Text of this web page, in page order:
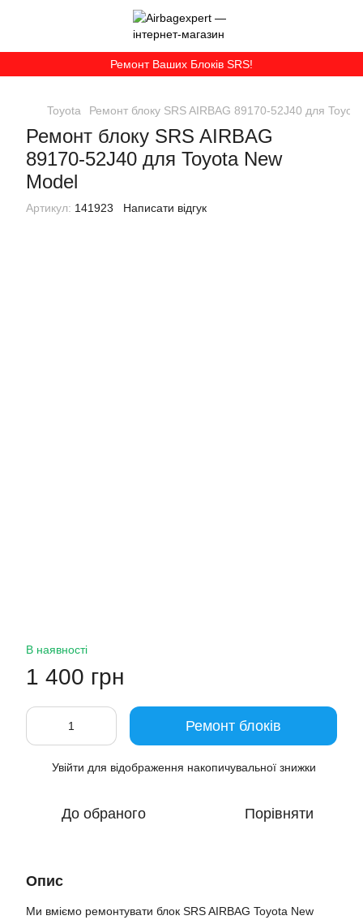
Ремонт Ваших Блоків SRS!
Toyota Ремонт блоку SRS AIRBAG 89170-52J40 для
Ремонт блоку SRS AIRBAG
89170-52J40 для Toyota New
Model
Артикул: 141923 Написати відгук
В наявності
1 400 грн
Ремонт блоків
Увійти для відображення накопичувальної знижки
До обраного Порівняти
Опис
Ми вміємо ремонтувати блок SRS AIRBAG Toyota New